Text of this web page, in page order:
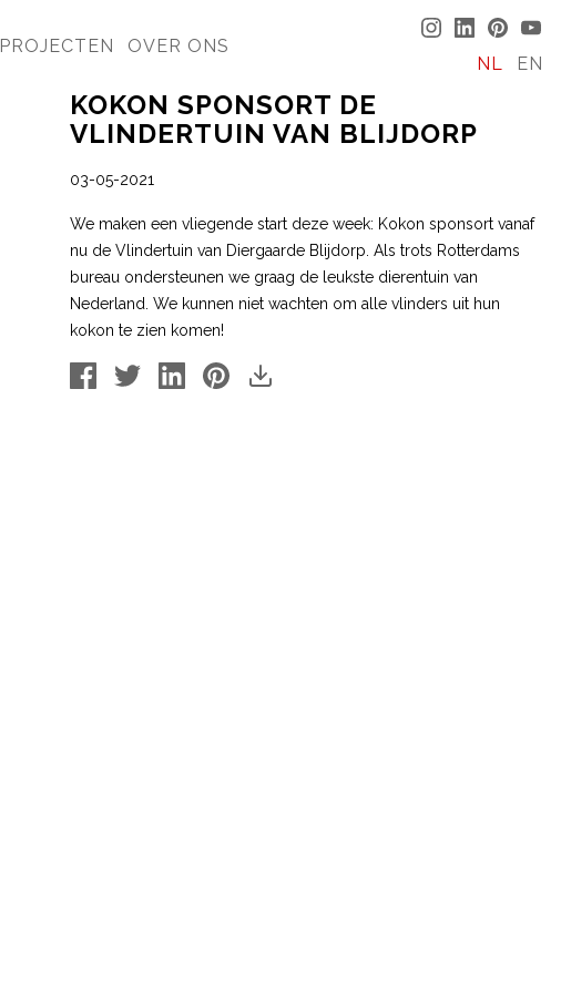
PROJECTEN
OVER ONS
NL EN
KOKON SPONSORT DE
VLINDERTUIN VAN BLIJDORP
03-05-2021
We maken een vliegende start deze week: Kokon sponsort vanaf
nu de Vlindertuin van Diergaarde Blijdorp. Als trots Rotterdams
bureau ondersteunen we graag de leukste dierentuin van
Nederland. We kunnen niet wachten om alle vlinders uit hun
kokon te zien komen!